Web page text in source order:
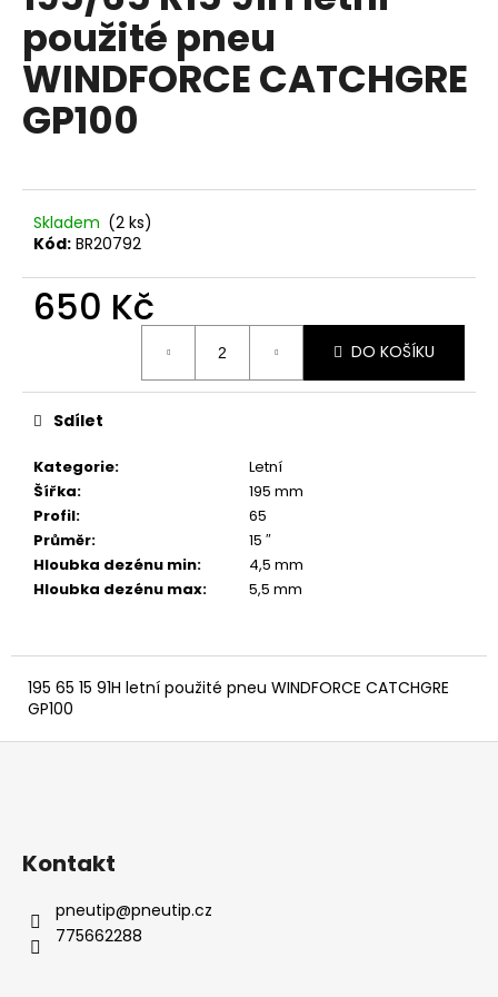
5
hvězdiček.
použité pneu
WINDFORCE CATCHGRE
GP100
Skladem (2 ks)
Kód: BR20792
650 Kč
DO KOŠÍKU
Kategorie:
Letní
Šířka:
195 mm
Profil:
65
Průměr:
15 ″
Hloubka dezénu min:
4,5 mm
Hloubka dezénu max: 5,5 mm
Sdílet
195 65 15 91H letní použité pneu WINDFORCE CATCHGRE
GP100
a
j
í
t
?
o
u
č
u
e
m
Z
Kontakt
pneutip@pneutip.cz
775662288